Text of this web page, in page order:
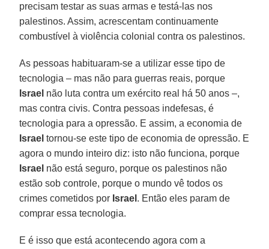
precisam testar as suas armas e testá-las nos
palestinos. Assim, acrescentam continuamente
combustível à violência colonial contra os palestinos.
As pessoas habituaram-se a utilizar esse tipo de
tecnologia – mas não para guerras reais, porque
Israel não luta contra um exército real há 50 anos –,
mas contra civis. Contra pessoas indefesas, é
tecnologia para a opressão. E assim, a economia de
Israel tornou-se este tipo de economia de opressão. E
agora o mundo inteiro diz: isto não funciona, porque
Israel não está seguro, porque os palestinos não
estão sob controle, porque o mundo vê todos os
crimes cometidos por Israel . Então eles param de
comprar essa tecnologia.
E é isso que está acontecendo agora com a